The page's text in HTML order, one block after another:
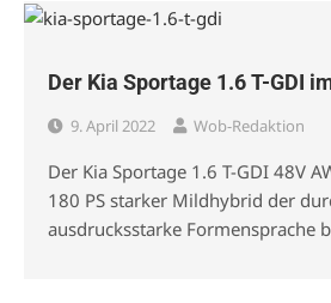
Der Kia Sportage 1.6 T-GDI
9. April 2022 Wob-Redaktion
Der Kia Sportage 1.6 T-GDI 48V
180 PS starker Mildhybrid der
ausdrucksstarke Formensprache